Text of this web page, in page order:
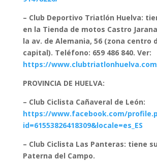
– Club Deportivo Triatlón Huelva:
en la Tienda de motos Castro
la av. de Alemania, 56 (zona centro
capital). Teléfono: 659 486 840. Ver:
https://
PROVINCIA DE HUELVA:
– Club Ciclista Cañaveral de León:
https://www.facebook.com/
id=61553826418309&locale=es_ES
– Club Ciclista Las Panteras: tiene
Paterna del Campo.